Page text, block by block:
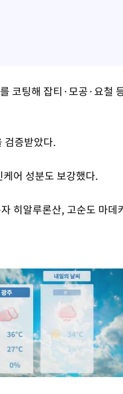
코팅해 잡티·모공·요철
검증받았다.
어 성분도 보강했다.
히알루론산, 고순도 마